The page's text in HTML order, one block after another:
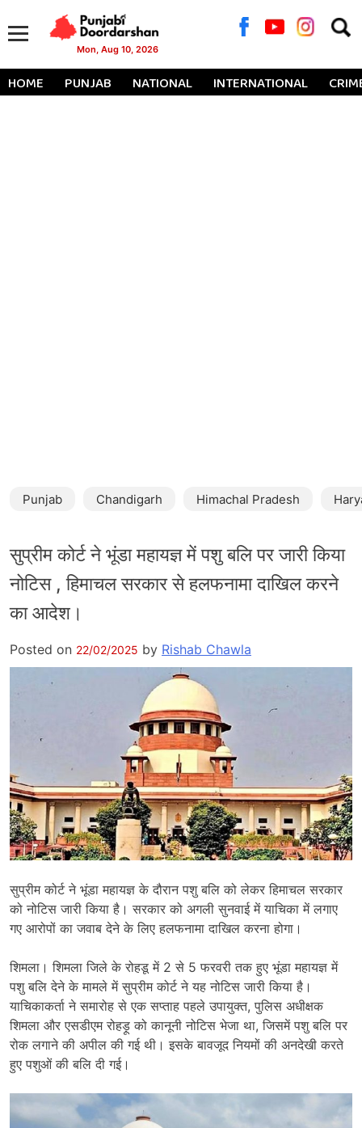
Mon, Aug 10, 2026
for:
HOME PUNJAB NATIONAL INTERNATIONAL
Punjab Chandigarh Himachal Pradesh
सुप्रीम कोर्ट ने भूंडा महायज्ञ में पशु बलि पर जारी किया
नोटिस , हिमाचल सरकार से हलफनामा दाखिल करने
का आदेश।
Posted on 22/02/2025 by Rishab Chawla
सुप्रीम कोर्ट ने भूंडा महायज्ञ के दौरान पशु बलि को लेकर हिमाचल सरकार
को नोटिस जारी किया है। सरकार को अगली सुनवाई में याचिका में लगाए
गए आरोपों का जवाब देने के लिए हलफनामा दाखिल करना होगा।
शिमला। शिमला जिले के रोहडू में 2 से 5 फरवरी तक हुए भूंडा महायज्ञ में
पशु बलि देने के मामले में सुप्रीम कोर्ट ने यह नोटिस जारी किया है।
याचिकाकर्ता ने समारोह से एक सप्ताह पहले उपायुक्त, पुलिस अधीक्षक
शिमला और एसडीएम रोहड़ू को कानूनी नोटिस भेजा था, जिसमें पशु बलि पर
रोक लगाने की अपील की गई थी। इसके बावजूद नियमों की अनदेखी करते
हुए पशुओं की बलि दी गई।